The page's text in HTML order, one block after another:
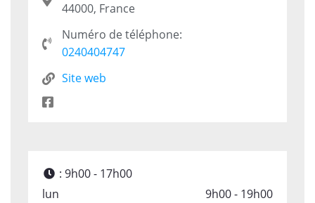
44000, France
Numéro de téléphone:
0240404747
Site web
: 9h00 - 17h00
lun
9h00 - 19h00